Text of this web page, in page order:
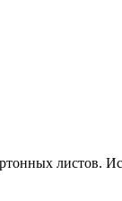
листов.